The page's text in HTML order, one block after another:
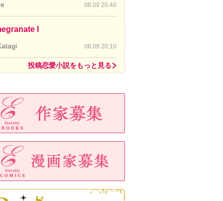
08.09 20:40
I
08.09 20:10
投稿恋愛小説をもっと見る